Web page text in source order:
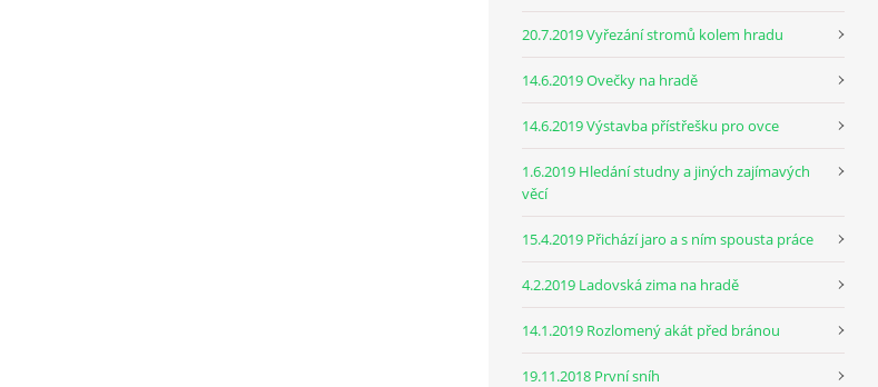
20.7.2019 Vyřezání stromů kolem hradu
14.6.2019 Ovečky na hradě
14.6.2019 Výstavba přístřešku pro ovce
1.6.2019 Hledání studny a jiných zajímavých
věcí
15.4.2019 Přichází jaro a s ním spousta práce
4.2.2019 Ladovská zima na hradě
14.1.2019 Rozlomený akát před bránou
19.11.2018 První sníh